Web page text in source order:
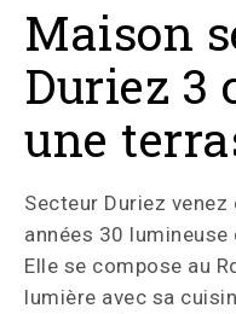
Maison
Duriez 3
une
Secteur Duriez
années 30 lumineuse
Elle se compose au
lumière avec sa